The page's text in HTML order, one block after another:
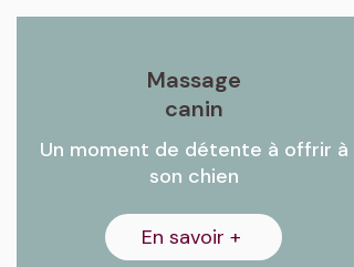
Massage
canin
Un moment de détente à offrir à
son chien
En savoir +